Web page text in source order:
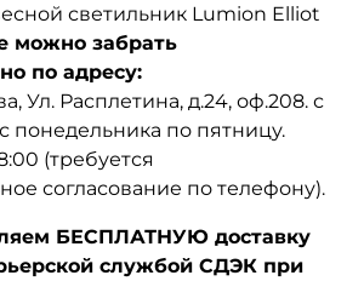
светильник Lumion Elliot
можно забрать
по адресу:
Ул. Расплетина, д.24, оф.208. с
понедельника по пятницу.
(требуется
согласование по телефону).
БЕСПЛАТНУЮ доставку
службой СДЭК при